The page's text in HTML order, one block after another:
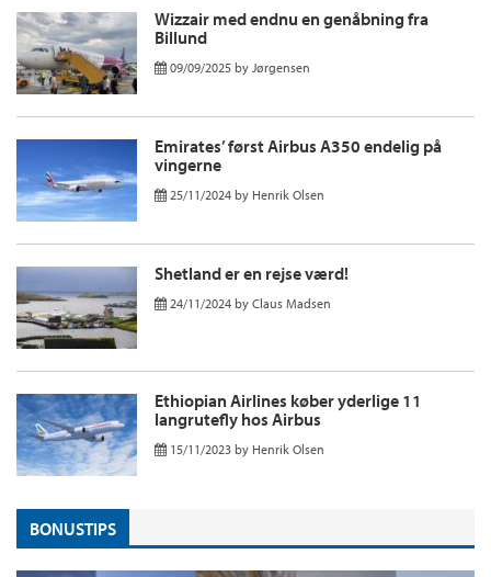
Wizzair med endnu en genåbning fra
Billund
09/09/2025 by Jørgensen
Emirates’ først Airbus A350 endelig på
vingerne
25/11/2024 by Henrik Olsen
Shetland er en rejse værd!
24/11/2024 by Claus Madsen
Ethiopian Airlines køber yderlige 11
langrutefly hos Airbus
15/11/2023 by Henrik Olsen
BONUSTIPS